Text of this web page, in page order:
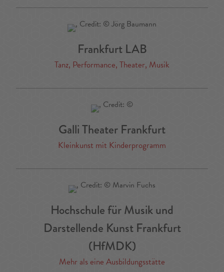
Frankfurt LAB
Tanz, Performance, Theater, Musik
Galli Theater Frankfurt
Kleinkunst mit Kinderprogramm
Hochschule für Musik und
Darstellende Kunst Frankfurt
(HfMDK)
Mehr als eine Ausbildungsstätte